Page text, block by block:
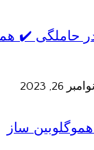
حاملگی ✔️
نوامبر 26, 2023
ساز